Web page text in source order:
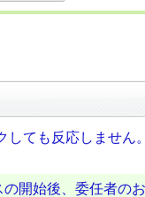
しても反応しません
開始後、委任者の